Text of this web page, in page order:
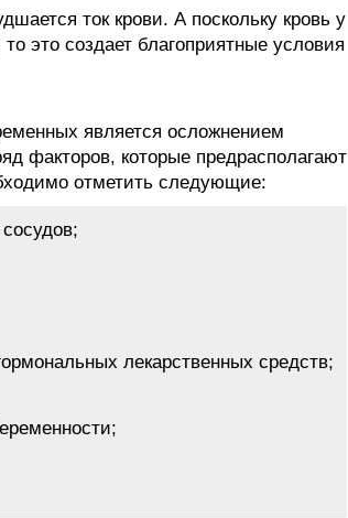
ток крови. А поскольку кровь у
это создает благоприятные условия
является осложнением
факторов, которые предрасполагают
отметить следующие:
лекарственных средств;